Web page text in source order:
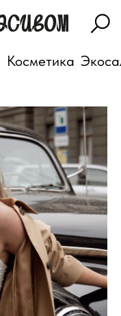
Косметика